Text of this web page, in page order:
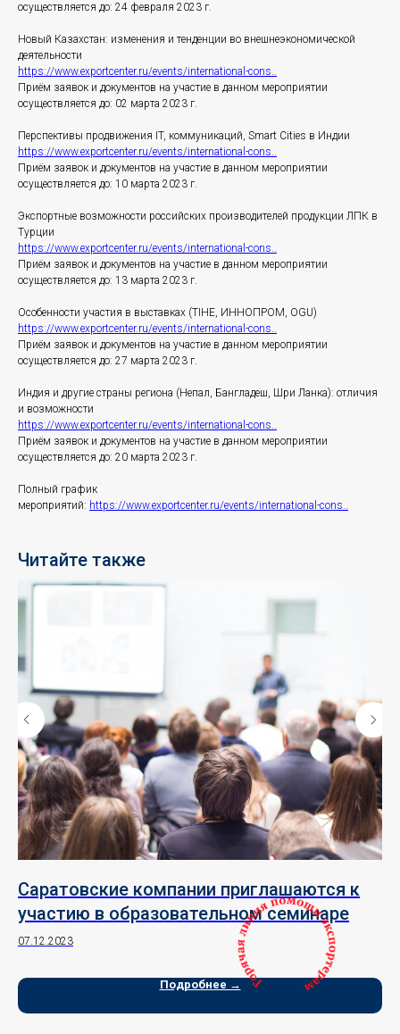
осуществляется до: 24 февраля 2023 г.
Новый Казахстан: изменения и тенденции во внешнеэкономической
деятельности
https://www.exportcenter.ru/events/international-cons..
Приём заявок и документов на участие в данном мероприятии
осуществляется до: 02 марта 2023 г.
Перспективы продвижения IT, коммуникаций, Smart Cities в Индии
https://www.exportcenter.ru/events/international-cons..
Приём заявок и документов на участие в данном мероприятии
осуществляется до: 10 марта 2023 г.
Экспортные возможности российских производителей продукции ЛПК в
Турции
https://www.exportcenter.ru/events/international-cons..
Приём заявок и документов на участие в данном мероприятии
осуществляется до: 13 марта 2023 г.
Особенности участия в выставках (TIHE, ИННОПРОМ, OGU)
https://www.exportcenter.ru/events/international-cons..
Приём заявок и документов на участие в данном мероприятии
осуществляется до: 27 марта 2023 г.
Индия и другие страны региона (Непал, Бангладеш, Шри Ланка): отличия
и возможности
https://www.exportcenter.ru/events/international-cons..
Приём заявок и документов на участие в данном мероприятии
осуществляется до: 20 марта 2023 г.
Полный график
мероприятий: https://www.exportcenter.ru/events/international-cons..
Читайте также
Саратовские компании приглашаются к
участию в образовательном семинаре
07.12.2023
Подробнее →